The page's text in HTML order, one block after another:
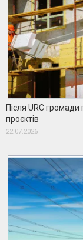
Після URC
проєктів
22.07.2026